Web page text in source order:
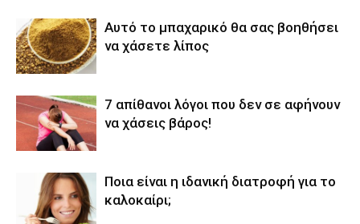
Αυτό το μπαχαρικό θα σας βοηθήσει
να χάσετε λίπος
7 απίθανοι λόγοι που δεν σε αφήνουν
να χάσεις βάρος!
Ποια είναι η ιδανική διατροφή για το
καλοκαίρι;